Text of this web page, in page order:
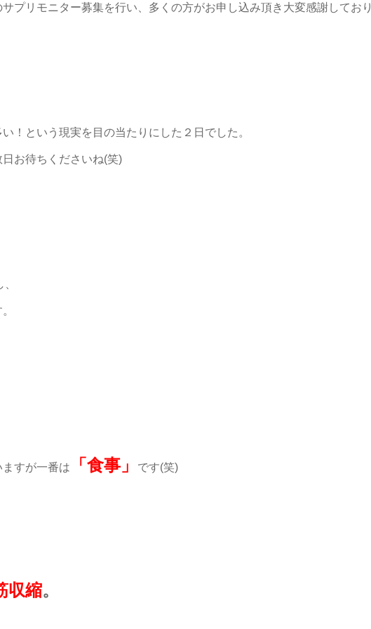
プリモニター募集を行い、多くの方がお申し込み頂き大変感謝しており
！という現実を目の当たりにした２日でした。
お待ちくださいね(笑)
すが一番は 「食事」 です(笑)
収縮。